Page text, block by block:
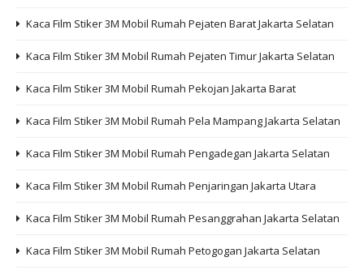
Kaca Film Stiker 3M Mobil Rumah Pejaten Barat Jakarta Selatan
Kaca Film Stiker 3M Mobil Rumah Pejaten Timur Jakarta Selatan
Kaca Film Stiker 3M Mobil Rumah Pekojan Jakarta Barat
Kaca Film Stiker 3M Mobil Rumah Pela Mampang Jakarta Selatan
Kaca Film Stiker 3M Mobil Rumah Pengadegan Jakarta Selatan
Kaca Film Stiker 3M Mobil Rumah Penjaringan Jakarta Utara
Kaca Film Stiker 3M Mobil Rumah Pesanggrahan Jakarta Selatan
Kaca Film Stiker 3M Mobil Rumah Petogogan Jakarta Selatan